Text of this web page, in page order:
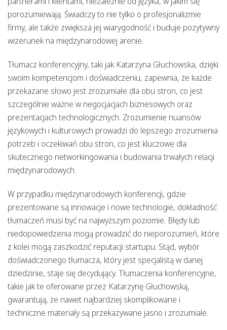
porozumiewają. Świadczy to nie tylko o profesjonalizmie
firmy, ale także zwiększa jej wiarygodność i buduje pozytywny
wizerunek na międzynarodowej arenie.
Tłumacz konferencyjny, taki jak Katarzyna Głuchowska, dzięki
swoim kompetencjom i doświadczeniu, zapewnia, że każde
przekazane słowo jest zrozumiałe dla obu stron, co jest
szczególnie ważne w negocjacjach biznesowych oraz
prezentacjach technologicznych. Zrozumienie nuansów
językowych i kulturowych prowadzi do lepszego zrozumienia
potrzeb i oczekiwań obu stron, co jest kluczowe dla
skutecznego networkingowania i budowania trwałych relacji
międzynarodowych.
W przypadku międzynarodowych konferencji, gdzie
prezentowane są innowacje i nowe technologie, dokładność
tłumaczeń musi być na najwyższym poziomie. Błędy lub
niedopowiedzenia mogą prowadzić do nieporozumień, które
z kolei mogą zaszkodzić reputacji startupu. Stąd, wybór
doświadczonego tłumacza, który jest specjalistą w danej
dziedzinie, staje się decydujący. Tłumaczenia konferencyjne,
takie jak te oferowane przez Katarzynę Głuchowską,
gwarantują, że nawet najbardziej skomplikowane i
techniczne materiały są przekazywane jasno i zrozumiale.